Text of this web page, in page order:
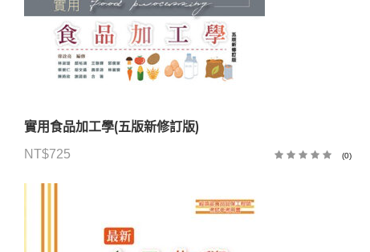
實用食品加工學(五版新修訂版)
NT$725 (0)